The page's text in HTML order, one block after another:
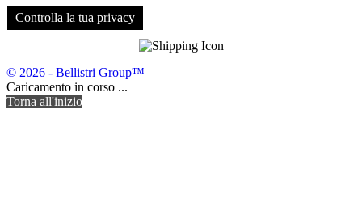
Controlla la tua privacy
© 2026 - Bellistri Group™
Caricamento in corso ...
Torna all'inizio